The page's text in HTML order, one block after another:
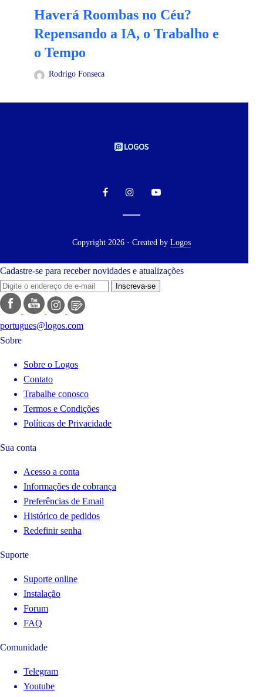
Haverá Roombas no Céu?
Repensando a IA, o Trabalho e
o Tempo
Rodrigo Fonseca
Copyright 2026 · Created by Logos